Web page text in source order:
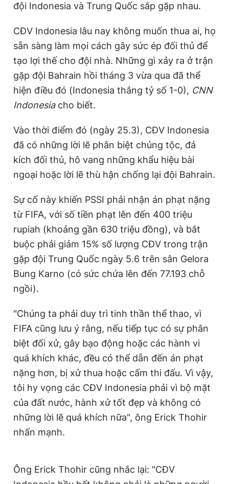
đội Indonesia và Trung Quốc sắp gặp nhau.
CĐV Indonesia lâu nay không muốn thua ai, họ
sẵn sàng làm mọi cách gây sức ép đối thủ để
tạo lợi thế cho đội nhà. Những gì xảy ra ở trận
gặp đội Bahrain hồi tháng 3 vừa qua đã thể
hiện điều đó (Indonesia thắng tỷ số 1-0), CNN
Indonesiacho biết.
Vào thời điểm đó (ngày 25.3), CĐV Indonesia
đã có những lời lẽ phân biệt chủng tộc, đả
kích đối thủ, hô vang những khẩu hiệu bài
ngoại hoặc lời lẽ thù hận chống lại đội Bahrain.
Sự cố này khiến PSSI phải nhận án phạt nặng
từ FIFA, với số tiền phạt lên đến 400 triệu
rupiah (khoảng gần 630 triệu đồng), và bắt
buộc phải giảm 15% số lượng CĐV trong trận
gặp đội Trung Quốc ngày 5.6 trên sân Gelora
Bung Karno (có sức chứa lên đến 77.193 chỗ
ngồi).
"Chúng ta phải duy trì tinh thần thể thao, vì
FIFA cũng lưu ý rằng, nếu tiếp tục có sự phân
biệt đối xử, gây bạo động hoặc các hành vi
quá khích khác, đều có thể dẫn đến án phạt
nặng hơn, bị xử thua hoặc cấm thi đấu. Vì vậy,
tôi hy vọng các CĐV Indonesia phải vì bộ mặt
của đất nước, hành xử tốt đẹp và không có
những lời lẽ quá khích nữa", ông Erick Thohir
nhấn mạnh.
Ông Erick Thohir cũng nhắc lại: "CĐV